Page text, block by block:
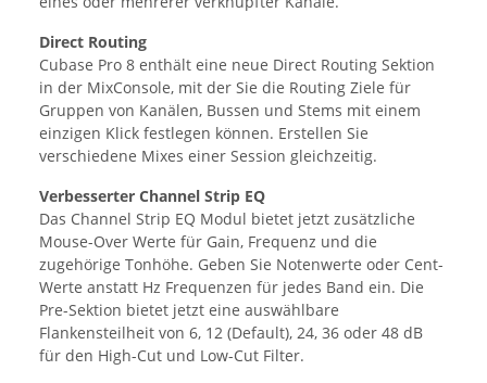
Direct Routing
Cubase Pro 8 enthält eine neue Direct Routing Sektion
in der MixConsole, mit der Sie die Routing Ziele für
Gruppen von Kanälen, Bussen und Stems mit einem
einzigen Klick festlegen können. Erstellen Sie
verschiedene Mixes einer Session gleichzeitig.
Verbesserter Channel Strip EQ
Das Channel Strip EQ Modul bietet jetzt zusätzliche
Mouse-Over Werte für Gain, Frequenz und die
zugehörige Tonhöhe. Geben Sie Notenwerte oder Cent-
Werte anstatt Hz Frequenzen für jedes Band ein. Die
Pre-Sektion bietet jetzt eine auswählbare
Flankensteilheit von 6, 12 (Default), 24, 36 oder 48 dB
für den High-Cut und Low-Cut Filter.